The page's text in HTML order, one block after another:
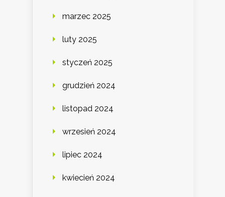
marzec 2025
luty 2025
styczeń 2025
grudzień 2024
listopad 2024
wrzesień 2024
lipiec 2024
kwiecień 2024